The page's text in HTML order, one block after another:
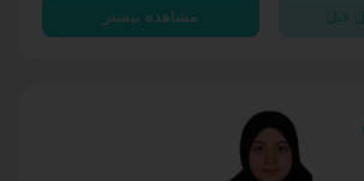
مشاهده بیشتر